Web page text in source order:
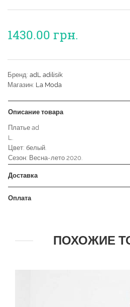
1430.00 грн.
Бренд: adL adilisik
Магазин: La Moda
Описание товара
Платье ad
L.
Цвет: белый.
Сезон: Весна-лето 2020.
Доставка
Оплата
ПОХОЖИЕ